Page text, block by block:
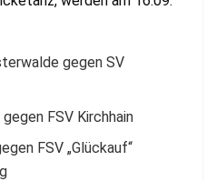
gegen SV
FSV Kirchhain
FSV „Glückauf“